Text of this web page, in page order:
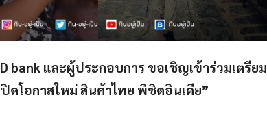
bank และผู้ประกอบการ ขอเชิญเข้าร่วมเตรียม
ดโอกาสใหม่ สินค้าไทย พิชิตอินเดีย”